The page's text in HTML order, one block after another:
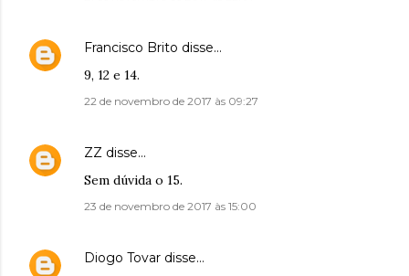
Francisco Brito disse…
9, 12 e 14.
22 de novembro de 2017 às 09:27
ZZ disse…
Sem dúvida o 15.
23 de novembro de 2017 às 15:00
Diogo Tovar disse…